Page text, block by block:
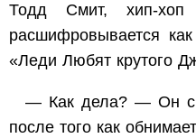
Тодд Смит, хип-хоп
расшифровывается
«Леди Любят крутого
— Как дела? — Он
после того как